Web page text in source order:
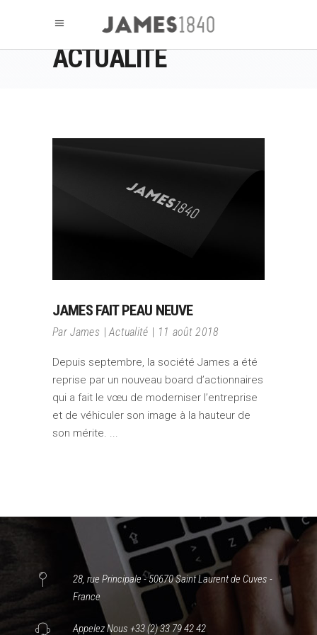
ACTUALITÉ
JAMES FAIT PEAU NEUVE
ParJames Actualité 11 août 2018
Depuis septembre, la société James a été
reprise par un nouveau board d’actionnaires
qui a fait le vœu de moderniser l’entreprise
et de véhiculer son image à la hauteur de
son mérite.
28, rue Principale - 50670 Saint Laurent de Cuves -
France
Appelez Nous +33 (2) 33 79 42 42